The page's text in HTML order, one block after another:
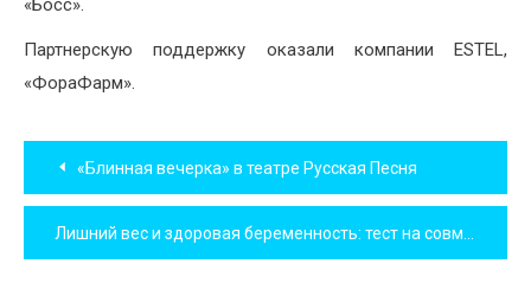
«Босс».
Партнерскую поддержку оказали компании ESTEL,
«ФораФарм».
Навигация
по
записям
«Блинная вечерка» в театре Русская Песня
Лишний вес и здоровая беременность: тест на совместимость